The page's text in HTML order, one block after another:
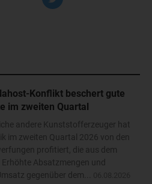
Konflikt beschert gute
im zweiten Quartal
andere Kunststofferzeuger hat
im zweiten Quartal 2026 von den
profitiert, die aus dem
Absatzmengen und
gegenüber dem...